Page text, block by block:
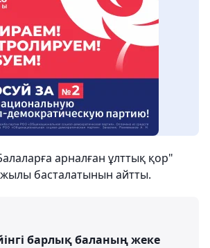
арналған ұлттық қор"
басталатынын айтты.
барлық баланың жеке